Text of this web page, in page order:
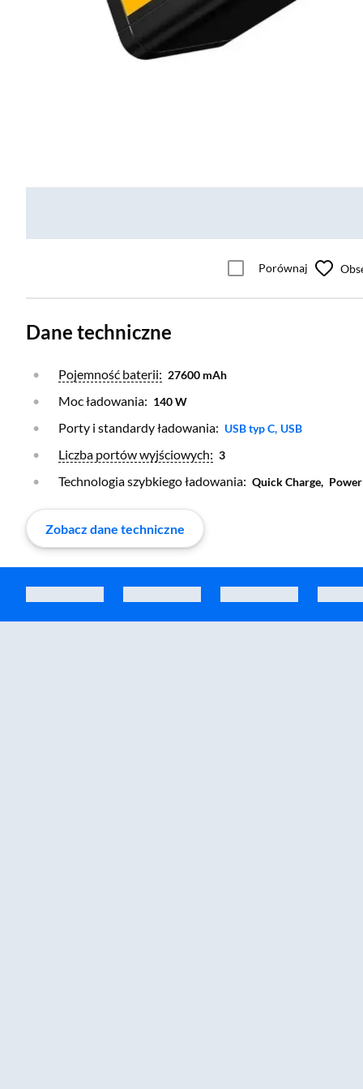
Porównaj
Dane techniczne
Otwórz warstwę
Pojemność baterii: 27600 mAh
Moc ładowania: 140 W
Porty i standardy ładowania: Otwórz warstwę
USB typ C, Otwórz warstwę
USB
Otwórz warstwę
Liczba portów wyjściowych: 3
Technologia szybkiego ładowania: Quick Charge,
Zobacz dane techniczne